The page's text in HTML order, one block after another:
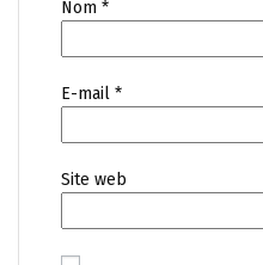
Nom *
E-mail *
Site web